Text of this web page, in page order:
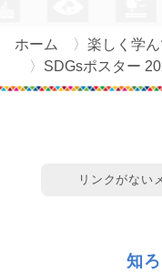
ホーム
楽しく学ん
SDGsポスター
リンクがない
知